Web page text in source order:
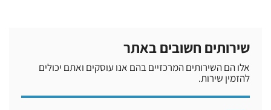
שירותים חשובים באתר
אלו הם השירותים המרכזיים בהם אנו עוסקים ואתם יכולים
להזמין שירות.